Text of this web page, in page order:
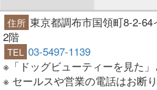
住所 東京都調布市国領町8-2-
2階
TEL 03-5497-1139
※「ドッグビューティーを見た」
※ セールスや営業の電話はお断り